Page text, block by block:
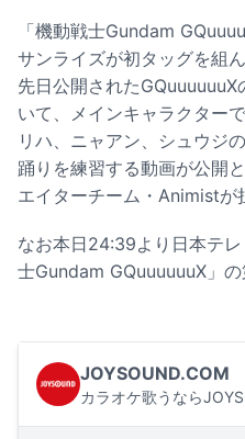
「機動戦士Gundam
サンライズが初タッグを組
先日公開された
いて、メインキャラクター
リハ、ニャアン、シュウジ
踊りを練習する動画が公開
エイターチーム・Animistが
なお本日24:39より日本テ
士Gundam GQuuuuuuX」の
JOYSOUND.COM
カラオケ歌うなら